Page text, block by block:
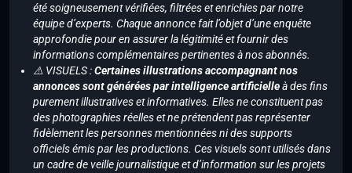
été soigneusement vérifiées, filtrées et enrichies par notre
équipe d’experts. Chaque annonce fait l’objet d’une enquête
approfondie pour en assurer la légitimité et fournir des
informations complémentaires pertinentes à nos abonnés.
⚠️ VISUELS :Certaines illustrations accompagnant nos
annonces sont générées par intelligence artificielleà des fins
purement illustratives et informatives. Elles ne constituent pas
des photographies réelles et ne prétendent pas représenter
fidèlement les personnes mentionnées ni des supports
officiels émis par les productions. Ces visuels sont utilisés dans
un cadre de veille journalistique et d’information sur les projets